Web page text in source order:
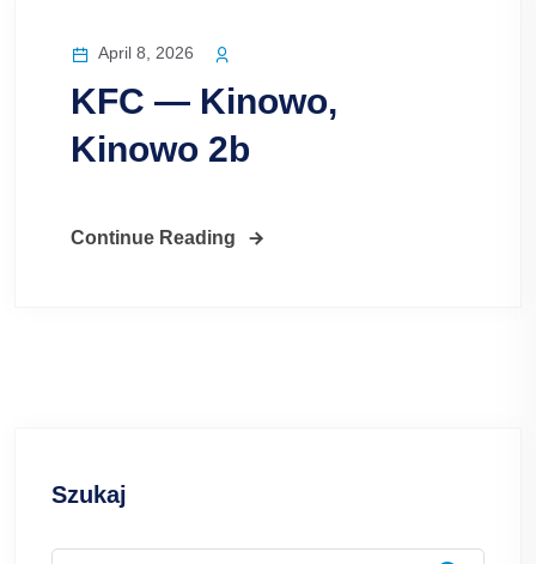
April 8, 2026
KFC — Kinowo,
Kinowo 2b
Continue Reading
Szukaj